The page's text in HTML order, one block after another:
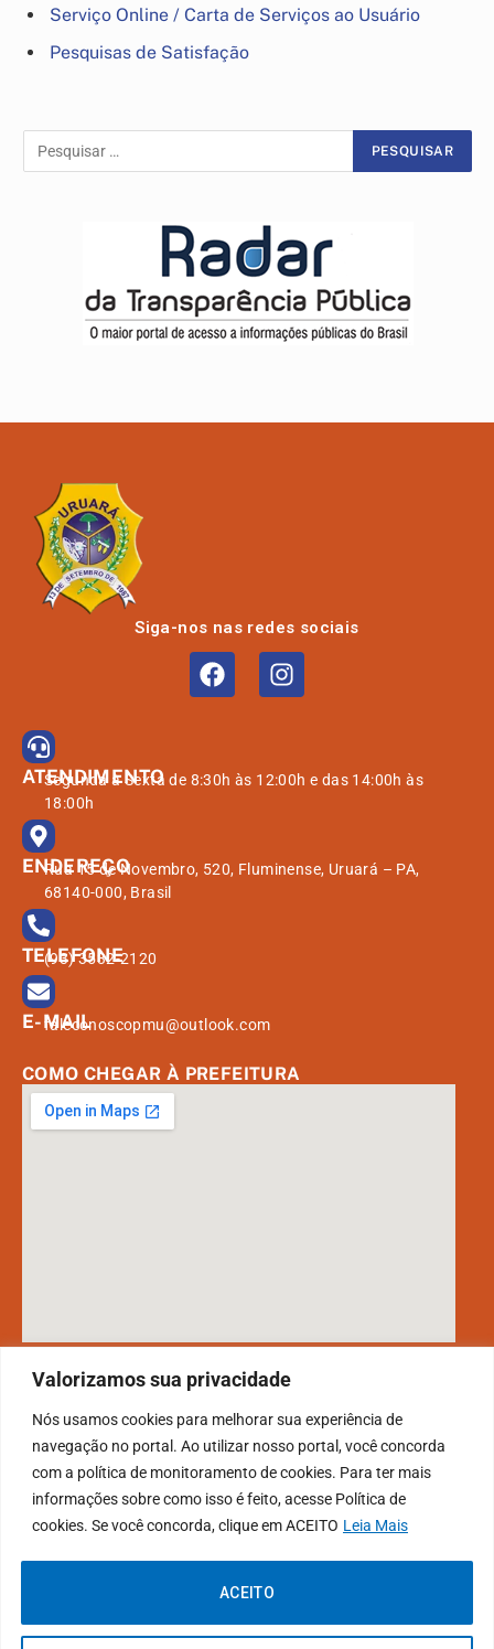
Valorizamos sua privacidade
Nós usamos cookies para melhorar sua experiência de
navegação no portal. Ao utilizar nosso portal, você concorda
com a política de monitoramento de cookies. Para ter mais
informações sobre como isso é feito, acesse Política de
cookies. Se você concorda, clique em ACEITO Leia Mais
ACEITO
Serviço Online / Carta de Serviços ao Usuário
Pesquisas de Satisfação
Siga-nos nas redes sociais
ATENDIMENTO
Segunda à Sexta de 8:30h às 12:00h e das 14:00h às
18:00h
ENDEREÇO
Rua 15 de Novembro, 520, Fluminense, Uruará – PA,
68140-000, Brasil
TELEFONE
(93) 3532-2120
E-MAIL
faleconoscopmu@outlook.com
COMO CHEGAR À PREFEITURA
DESENVOLVIDO POR CR2
Muito mais que criar siteousistema para prefeituras ! Realizamos
assessoria
as exigências dasleis de transparência públicaserão atendidas.